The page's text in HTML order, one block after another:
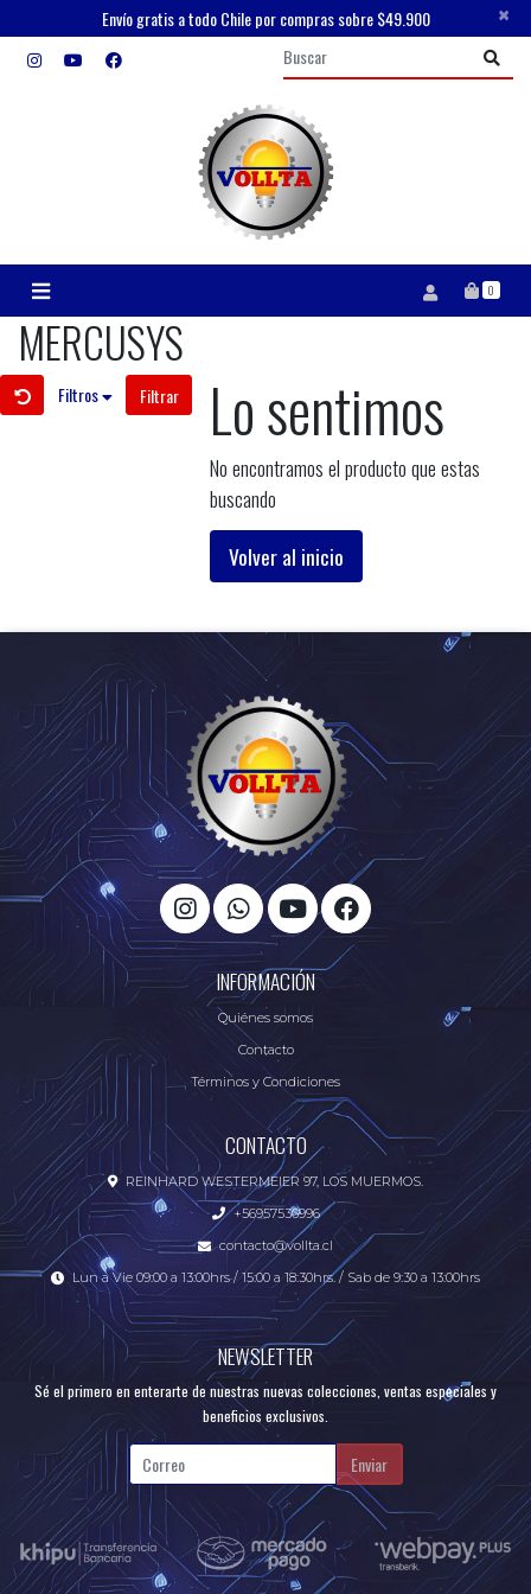
Envío gratis a todo Chile por compras sobre $49.900 ×
0
MERCUSYS
Filtros Filtrar Lo sentimos
No encontramos el producto que estas
buscando
Volver al inicio
INFORMACIÓN
Quiénes somos
Contacto
Términos y Condiciones
CONTACTO
REINHARD WESTERMEIER 97, LOS MUERMOS.
+56957536996
contacto@vollta.cl
Lun a Vie 09:00 a 13:00hrs / 15:00 a 18:30hrs. / Sab de 9:30 a 13:00hrs
NEWSLETTER
Sé el primero en enterarte de nuestras nuevas colecciones, ventas especiales y
beneficios exclusivos.
Enviar